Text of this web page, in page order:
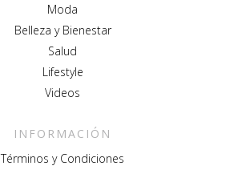
Moda
Belleza y Bienestar
Salud
Lifestyle
Videos
INFORMACIÓN
Términos y Condiciones